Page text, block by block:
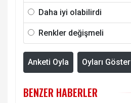
Daha iyi olabilirdi
Renkler değişmeli
Anketi Oyla Oyları Göster
BENZER HABERLER